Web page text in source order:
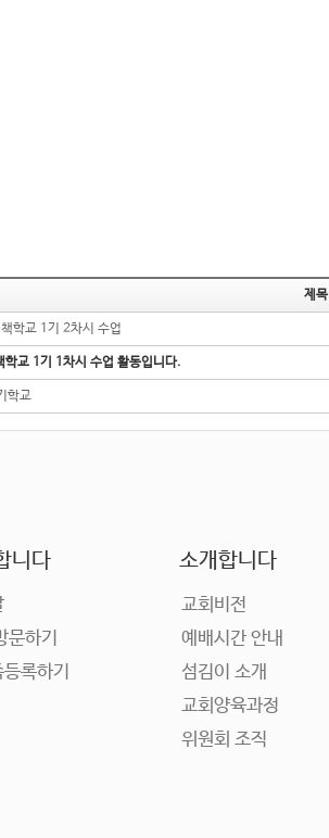
제목
학교 1기 2차시 수업
학교 1기 1차시 수업 활동입니다.
학교
니다
문하기
록하기
소개합니다
교회비전
예배시간 안내
섬김이 소개
교회양육과정
위원회 조직